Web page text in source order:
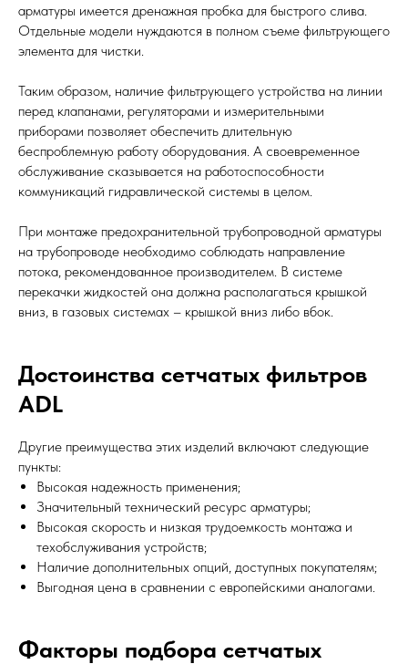
арматуры имеется дренажная пробка для быстрого слива.
Отдельные модели нуждаются в полном съеме фильтрующего
элемента для чистки.
Таким образом, наличие фильтрующего устройства на линии
перед клапанами, регуляторами и измерительными
приборами позволяет обеспечить длительную
беспроблемную работу оборудования. А своевременное
обслуживание сказывается на работоспособности
коммуникаций гидравлической системы в целом.
При монтаже предохранительной трубопроводной арматуры
на трубопроводе необходимо соблюдать направление
потока, рекомендованное производителем. В системе
перекачки жидкостей она должна располагаться крышкой
вниз, в газовых системах – крышкой вниз либо вбок.
Достоинства сетчатых фильтров
ADL
Другие преимущества этих изделий включают следующие
пункты:
Высокая надежность применения;
Значительный технический ресурс арматуры;
Высокая скорость и низкая трудоемкость монтажа и
техобслуживания устройств;
Наличие дополнительных опций, доступных покупателям;
Выгодная цена в сравнении с европейскими аналогами.
Факторы подбора сетчатых